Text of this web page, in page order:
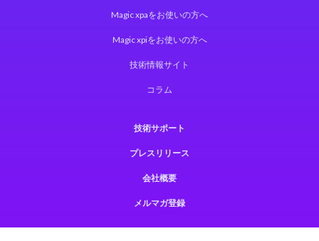
Magic xpaをお使いの方へ
Magic xpiをお使いの方へ
技術情報サイト
コラム
技術サポート
プレスリリース
会社概要
メルマガ登録